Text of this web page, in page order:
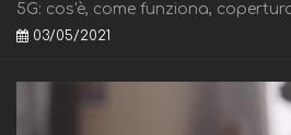
5G: cos'è, come funziona,
03/05/2021